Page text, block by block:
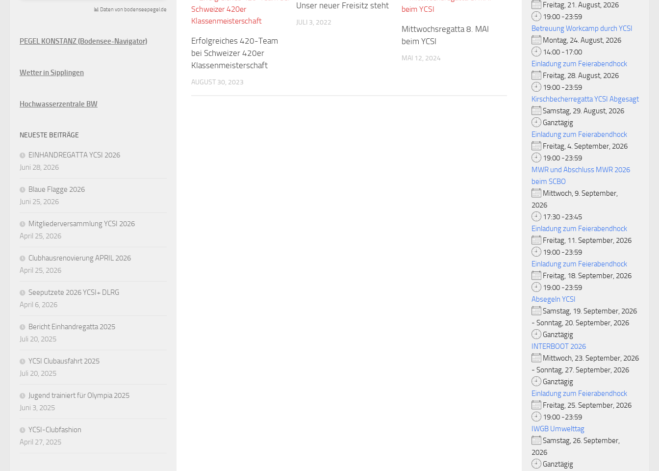
Erfolgreiches 420-Team
bei Schweizer 420er
Klassenmeisterschaft
AUGUST 30, 2023
Unser neuer Freisitz steht
JULI 3, 2022
Mittwochsregatta 8. MAI
beim YCSI
MAI 12, 2024
📊 Daten von bodenseepegel.de
PEGEL KONSTANZ (Bodensee-Navigator)
Wetter in Sipplingen
Hochwasserzentrale BW
NEUESTE BEITRÄGE
EINHANDREGATTA YCSI 2026
Juni 28, 2026
Blaue Flagge 2026
Juni 25, 2026
Mitgliederversammlung YCSI 2026
April 25, 2026
Clubhausrenovierung APRIL 2026
April 25, 2026
Seeputzete 2026 YCSI+ DLRG
April 6, 2026
Bericht Einhandregatta 2025
Juli 20, 2025
YCSI Clubausfahrt 2025
Juli 20, 2025
Jugend trainiert für Olympia 2025
Juni 3, 2025
YCSI-Clubfashion
April 27, 2025
Freitag, 21. August, 2026
19:00 -23:59
Betreuung Workcamp durch YCSI
Montag, 24. August, 2026
14:00 -17:00
Einladung zum Feierabendhock
Freitag, 28. August, 2026
19:00 -23:59
Kirschbecherregatta YCSI Abgesagt
Samstag, 29. August, 2026
Ganztägig
Einladung zum Feierabendhock
Freitag, 4. September, 2026
19:00 -23:59
MWR und Abschluss MWR 2026
beim SCBO
Mittwoch, 9. September,
2026
17:30 -23:45
Einladung zum Feierabendhock
Freitag, 11. September, 2026
19:00 -23:59
Einladung zum Feierabendhock
Freitag, 18. September, 2026
19:00 -23:59
Absegeln YCSI
Samstag, 19. September, 2026
- Sonntag, 20. September, 2026
Ganztägig
INTERBOOT 2026
Mittwoch, 23. September, 2026
- Sonntag, 27. September, 2026
Ganztägig
Einladung zum Feierabendhock
Freitag, 25. September, 2026
19:00 -23:59
IWGB Umwelttag
Samstag, 26. September,
2026
Ganztägig